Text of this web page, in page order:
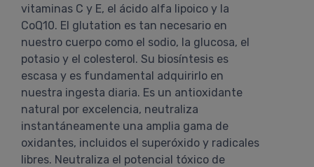
vitaminas C y E, el ácido alfa lipoico y la
CoQ10. El glutation es tan necesario en
nuestro cuerpo como el sodio, la glucosa, el
potasio y el colesterol. Su biosíntesis es
escasa y es fundamental adquirirlo en
nuestra ingesta diaria. Es un antioxidante
natural por excelencia, neutraliza
instantáneamente una amplia gama de
oxidantes, incluidos el superóxido y radicales
libres. Neutraliza el potencial tóxico de